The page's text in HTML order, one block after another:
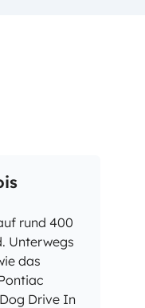
rund 400
Unterwegs
das
Drive In